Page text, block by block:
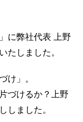
に弊社代表 上野
たしました。
け」。
づけるか？上野
しました。